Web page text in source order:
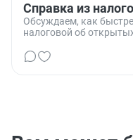
Справка из
Обсуждаем, как
налоговой об